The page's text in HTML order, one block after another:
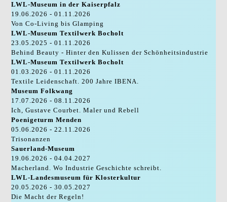
LWL-Museum in der Kaiserpfalz
19.06.2026 - 01.11.2026
Von Co-Living bis Glamping
LWL-Museum Textilwerk Bocholt
23.05.2025 - 01.11.2026
Behind Beauty - Hinter den Kulissen der Schönheitsindustrie
LWL-Museum Textilwerk Bocholt
01.03.2026 - 01.11.2026
Textile Leidenschaft. 200 Jahre IBENA.
Museum Folkwang
17.07.2026 - 08.11.2026
Ich, Gustave Courbet. Maler und Rebell
Poenigeturm Menden
05.06.2026 - 22.11.2026
Trisonanzen
Sauerland-Museum
19.06.2026 - 04.04.2027
Macherland. Wo Industrie Geschichte schreibt.
LWL-Landesmuseum für Klosterkultur
20.05.2026 - 30.05.2027
Die Macht der Regeln!